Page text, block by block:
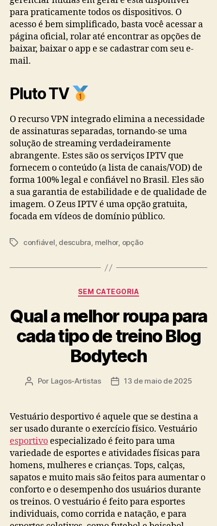
para praticamente todos os dispositivos. O
acesso é bem simplificado, basta você acessar a
página oficial, rolar até encontrar as opções de
baixar, baixar o app e se cadastrar com seu e-
mail.
Pluto TV
O recurso VPN integrado elimina a necessidade
de assinaturas separadas, tornando-se uma
solução de streaming verdadeiramente
abrangente. Estes são os serviços IPTV que
fornecem o conteúdo (a lista de canais/VOD) de
forma 100% legal e confiável no Brasil. Eles são
a sua garantia de estabilidade e de qualidade de
imagem. O Zeus IPTV é uma opção gratuita,
focada em vídeos de domínio público.
Tagsconfiável, descubra, melhor, opção
Categorias
SEM CATEGORIA
Qual a melhor roupa para
cada tipo de treino Blog
Bodytech
Autor
Por Lagos-Artistas
Data13 de maio de 2025
Vestuário desportivo é aquele que se destina a
ser usado durante o exercício físico. Vestuário
esportivo especializado é feito para uma
variedade de esportes e atividades físicas para
homens, mulheres e crianças. Tops, calças,
sapatos e muito mais são feitos para aumentar o
conforto e o desempenho dos usuários durante
os treinos. O vestuário é feito para esportes
individuais, como corrida e natação, e para